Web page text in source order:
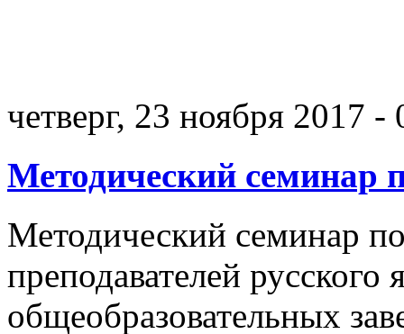
четверг, 23 ноября 2017 -
Методический
Методический семинар
преподавателей русского
общеобразовательных